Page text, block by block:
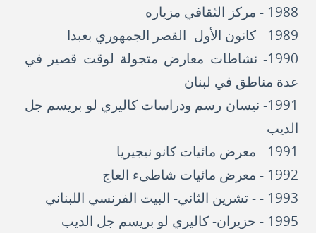
1988 - مركز الثقافي مزياره
1989 - كانون الأول- القصر الجمهوري بعبدا
1990- نشاطات معارض متجولة لوقت قصير في
عدة مناطق في لبنان
1991- نيسان رسم ودراسات كاليري لو بريسم جل
الديب
1991 - معرض مائيات كانو نيجيريا
1992 - معرض مائيات شاطىء العاج
1993 - - تشرين الثاني- البيت الفرنسي اللبناني
1995 - حزيران- كاليري لو بريسم جل الديب